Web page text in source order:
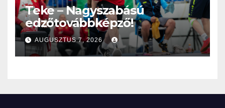
Teke – Nagyszabású
edzőtovábbképző!
AUGUSZTUS 7, 2026